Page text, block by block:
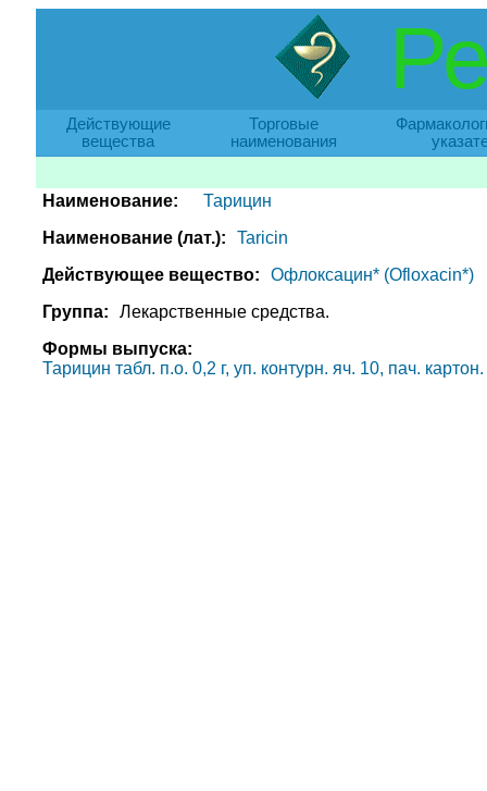
Действующие
вещества
Торговые
наименования
Наименование:
Тарицин
Наименование (лат.):
Taricin
Действующее вещество:
Офлоксацин* (Ofloxacin*)
Группа:
Лекарственные средства.
Формы выпуска:
Тарицин табл. п.о. 0,2 г, уп. контурн. яч. 10, пач.